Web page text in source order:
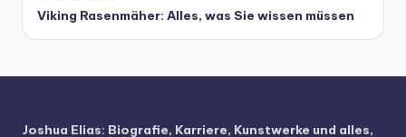
Viking Rasenmäher: Alles, was Sie wissen müssen
Joshua Elias: Biografie, Karriere, Kunstwerke und alles,